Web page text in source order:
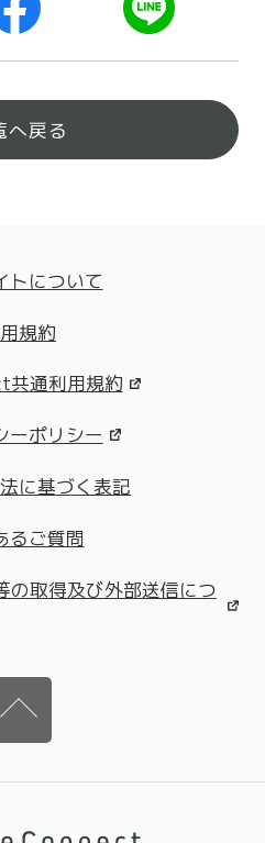
へ戻る
トについて
規約
共通利用規約
ーポリシー
に基づく表記
るご質問
の取得及び外部送信につ